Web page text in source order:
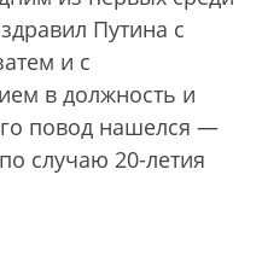
Путина с
и с
в должность и
повод нашелся —
случаю 20-летия